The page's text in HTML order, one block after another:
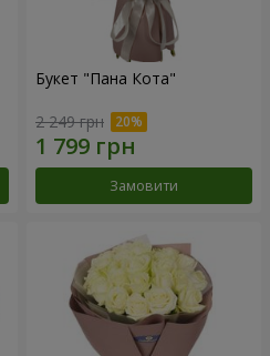
Букет "Пана Кота"
2 249 грн
Замовити